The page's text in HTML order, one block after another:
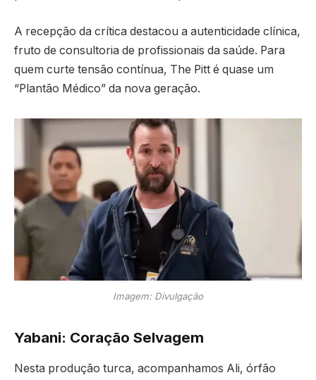
A recepção da crítica destacou a autenticidade clínica,
fruto de consultoria de profissionais da saúde. Para
quem curte tensão contínua, The Pitt é quase um
“Plantão Médico” da nova geração.
Imagem: Divulgação
Yabani: Coração Selvagem
Nesta produção turca, acompanhamos Ali, órfão